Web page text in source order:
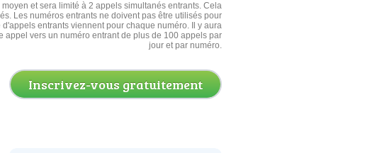
et sera limité à 2 appels simultanés entrants. Cela
Les numéros entrants ne doivent pas être utilisés pour
entrants viennent pour chaque numéro. Il y aura
vers un numéro entrant de plus de 100 appels par
jour et par numéro.
Inscrivez-vous gratuitement